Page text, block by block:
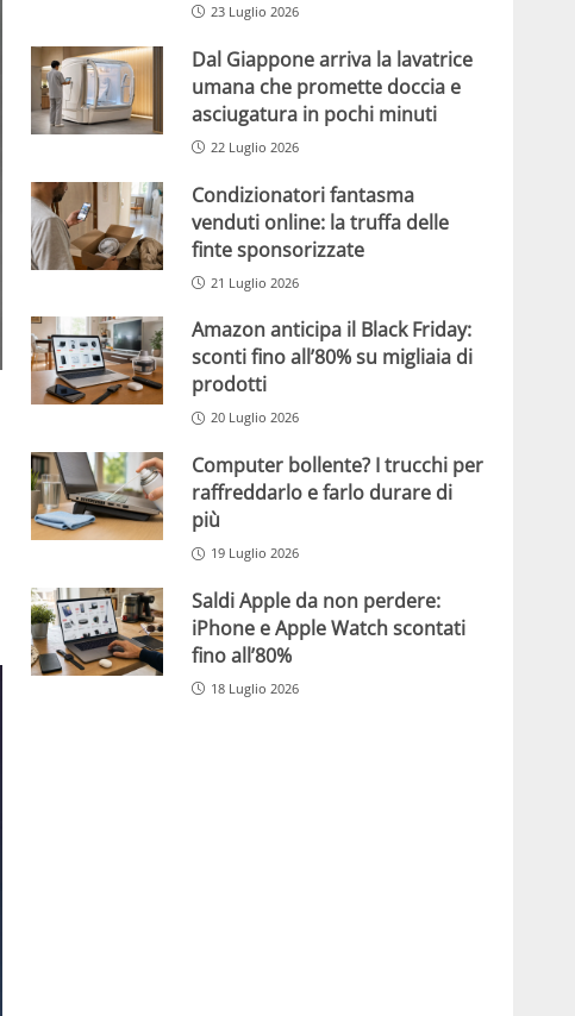
23 Luglio 2026
Dal Giappone arriva la lavatrice
umana che promette doccia e
asciugatura in pochi minuti
22 Luglio 2026
Condizionatori fantasma
venduti online: la truffa delle
finte sponsorizzate
21 Luglio 2026
Amazon anticipa il Black Friday:
sconti fino all’80% su migliaia di
prodotti
20 Luglio 2026
Computer bollente? I trucchi per
raffreddarlo e farlo durare di
più
19 Luglio 2026
Saldi Apple da non perdere:
iPhone e Apple Watch scontati
fino all’80%
18 Luglio 2026